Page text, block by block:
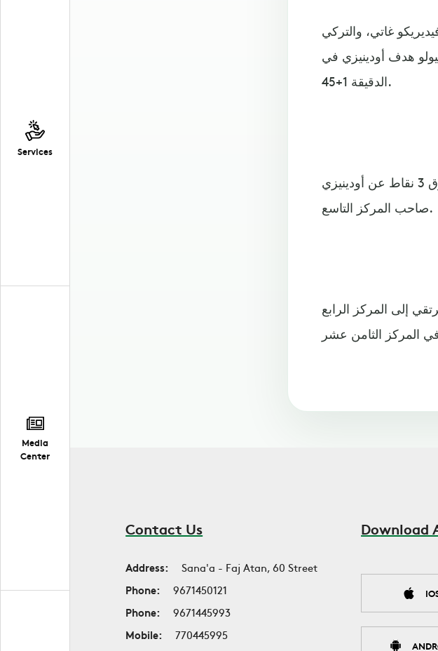
Services
Media
Center
غاتي، والتركي
و6+90، وسجل نيكولو زانيولو هدف أودينيزي في
الدقيقة 1+45.
ورفع يوفنتوس رصيده إلى 15 نقطة متقدما إلى المركز السادس بفارق 3 نقاط عن أودينيزي
صاحب المركز التاسع.
إلى المركز الرابع
Contact Us
Address:
Sana'a - Faj Atan, 60 Street
Phone:
9671450121
Phone:
9671445993
Mobile:
770445995
Download